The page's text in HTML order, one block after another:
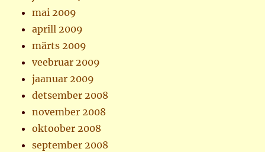
mai 2009
aprill 2009
märts 2009
veebruar 2009
jaanuar 2009
detsember 2008
november 2008
oktoober 2008
september 2008